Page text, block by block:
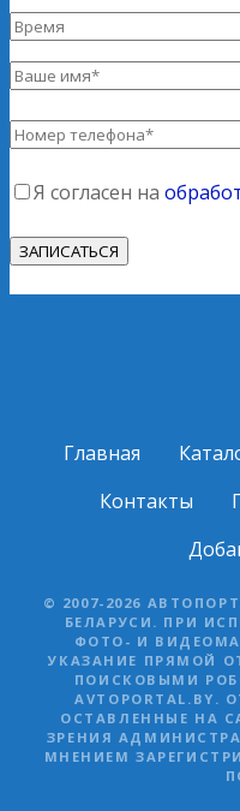
Я согласен на
Главная
Контакты
© 2007-2026
БЕЛАРУСИ. ПРИ
ФОТО- И
УКАЗАНИЕ ПРЯМОЙ
ПОИСКОВЫМИ
ОСТАВЛЕННЫЕ НА
ЗРЕНИЯ
МНЕНИЕМ